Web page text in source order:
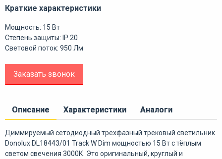
Краткие характеристики
Мощность: 15 Вт
Степень защиты: IP 20
Световой поток: 950 Лм
Заказать звонок
Описание Характеристики Аналоги
Диммируемый сетодиодный трёхфазный трековый светильник
Donolux DL18443/01 Track W Dim мощностью 15 Вт с тёплым
светом свечения 3000К. Это оригинальный, круглый и